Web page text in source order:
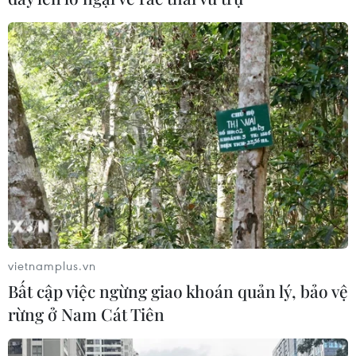
vietnamplus.vn
Bất cập việc ngừng giao khoán quản lý, bảo vệ
rừng ở Nam Cát Tiên